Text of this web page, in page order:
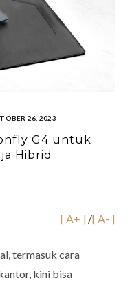
26, 2023
G4 untuk
Hibrid
[ A+ ] /[ A- ]
termasuk cara
kini bisa